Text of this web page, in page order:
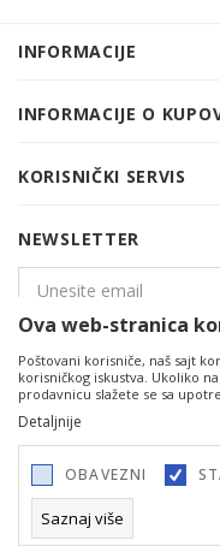
INFORMACIJE
INFORMACIJE O
KORISNIČKI SERVIS
NEWSLETTER
Ova web-stranica
Poštovani korisniče, naš sajt
korisničkog iskustva. Ukoliko
prodavnicu slažete se sa
Detaljnije
OBAVEZNI
Saznaj više